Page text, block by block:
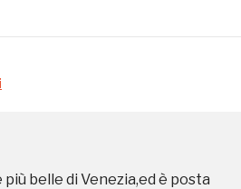
più belle di Venezia,ed è posta
"il martirio si S.Lorenzo" di